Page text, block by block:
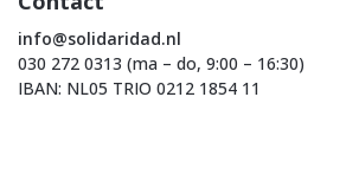
info@solidaridad.nl
030 272 0313 (ma – do, 9:00 – 16:30)
IBAN: NL05 TRIO 0212 1854 11